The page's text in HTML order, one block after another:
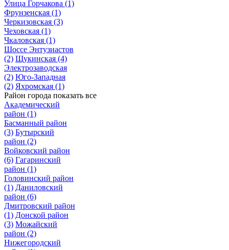
Улица Горчакова (1)
Фрунзенская (1)
Черкизовская (3)
Чеховская (1)
Чкаловская (1)
Шоссе Энтузиастов
(2) Щукинская (4)
Электрозаводская
(2) Юго-Западная
(2) Яхромская (1)
Район города показать все
Академический
район (1)
Басманный район
(3) Бутырский
район (2)
Войковский район
(6) Гагаринский
район (1)
Головинский район
(1) Даниловский
район (6)
Дмитровский район
(1) Донской район
(3) Можайский
район (2)
Нижегородский